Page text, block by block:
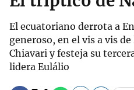
El ecuatoriano derrota a
generoso, en el vis a vis
Chiavari y festeja su
lidera Eulálio